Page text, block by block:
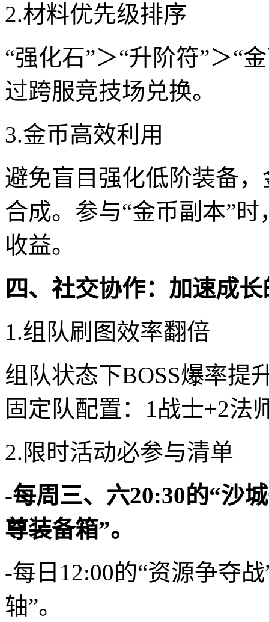
2.材料优先级排序
“强化石”＞“升阶符”＞“
过跨服竞技场兑换。
3.金币高效利用
避免盲目强化低阶装备
合成。参与“金币副本”
收益。
四、社交协作：加速成
1.组队刷图效率翻倍
组队状态下BOSS爆率提
固定队配置：1战士+2法
2.限时活动必参与清单
-每周三、六20:30的“沙
尊装备箱”。
-每日12:00的“资源争夺
轴”。